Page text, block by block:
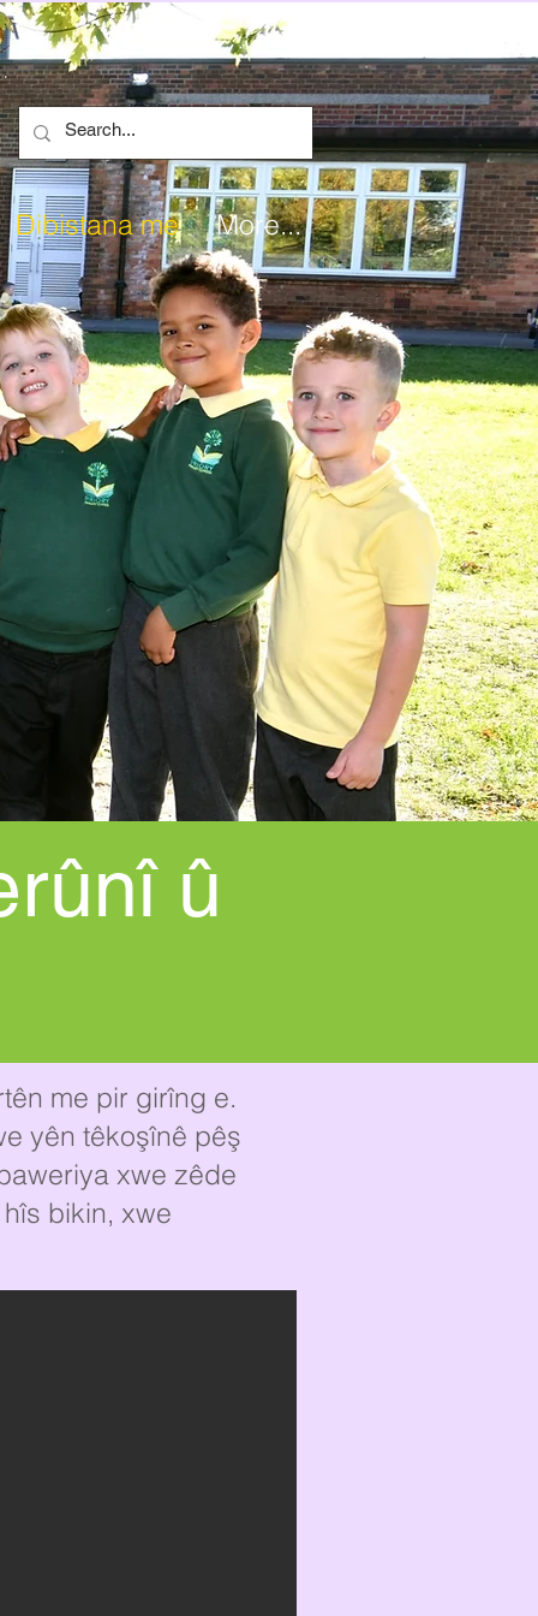
Dibistana me More...
û
me pir girîng e.
yên têkoşînê pêş
xwe zêde
bikin, xwe